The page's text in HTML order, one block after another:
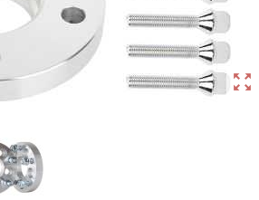
zoom_out_map